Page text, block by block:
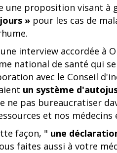
une proposition visant à
» pour les cas de
interview accordée à
national de santé qui
avec le Conseil
un système
ne pas bureaucratiser
et nos médecins
façon, " une
faites aussi à votre